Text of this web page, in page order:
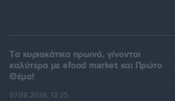
Tα κυριακάτικα πρωινά, γίνονται
καλύτερα με efood market και Πρώτο
Θέμα!
07.08.2026, 12:25